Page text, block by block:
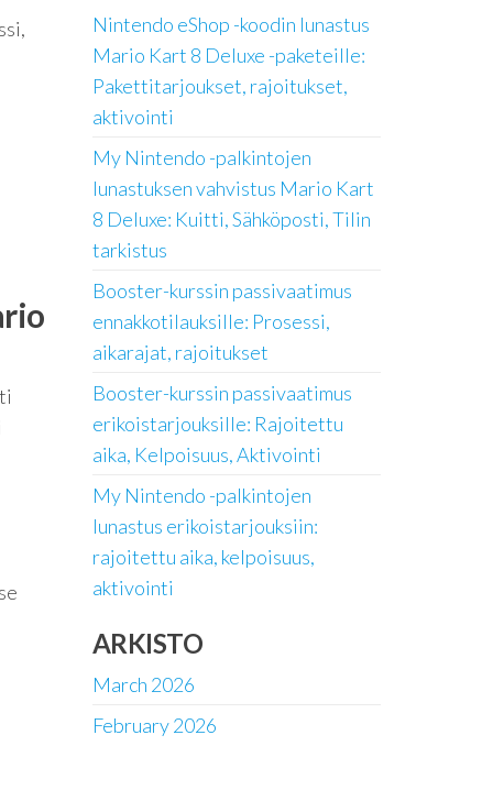
Nintendo eShop -koodin lunastus
Mario Kart 8 Deluxe -paketeille:
Pakettitarjoukset, rajoitukset,
aktivointi
My Nintendo -palkintojen
lunastuksen vahvistus Mario Kart
8 Deluxe: Kuitti, Sähköposti, Tilin
tarkistus
Booster-kurssin passivaatimus
ennakkotilauksille: Prosessi,
aikarajat, rajoitukset
Booster-kurssin passivaatimus
erikoistarjouksille: Rajoitettu
aika, Kelpoisuus, Aktivointi
My Nintendo -palkintojen
lunastus erikoistarjouksiin:
rajoitettu aika, kelpoisuus,
aktivointi
ARKISTO
March 2026
February 2026